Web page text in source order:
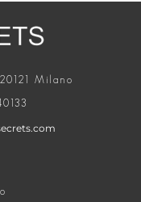
Milano